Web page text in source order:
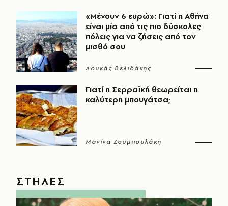
«Μένουν 6 ευρώ»: Γιατί η Αθήνα
είναι μία από τις πιο δύσκολες
πόλεις για να ζήσεις από τον
μισθό σου
Λουκάς Βελιδάκης
Γιατί η Σερραϊκή θεωρείται η
καλύτερη μπουγάτσα;
Μανίνα Ζουμπουλάκη
ΣΤΗΛΕΣ